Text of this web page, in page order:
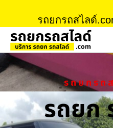
รถยกรถสไลด์
รถยกรถ
รถยก